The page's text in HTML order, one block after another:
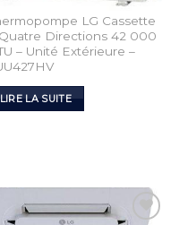
LG Cassette
Directions 42 000
– Unité Extérieure –
LIRE LA SUITE